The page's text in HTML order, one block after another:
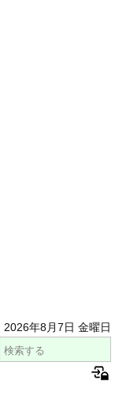
2026年8月7日 金曜日